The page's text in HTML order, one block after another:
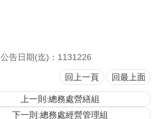
公告日期(迄)：1131226
回上一頁 回最上面
上一則:總務處營繕組
下一則:總務處經營管理組